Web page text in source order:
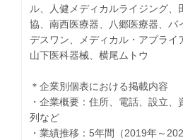
ル、人健メディカルライジング、
協、南西医療器、八郷医療器、バ
デスワン、メディカル・アプライ
山下医科器械、横尾ムトウ
＊企業別個表における掲載内容
・企業概要：住所、電話、設立
列など
・業績推移：5年間（2019年～